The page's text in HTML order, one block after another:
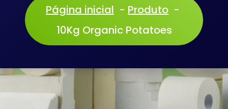
Página inicial - Produto -
10Kg Organic Potatoes